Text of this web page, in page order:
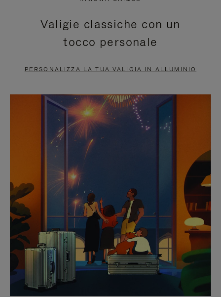
PAUSA,
PREMERE
METTERLO
PAUSA
PREMI
PER
ATTIVARE
Valigie classiche con un
tocco personale
PERSONALIZZA LA TUA VALIGIA IN ALLUMINIO